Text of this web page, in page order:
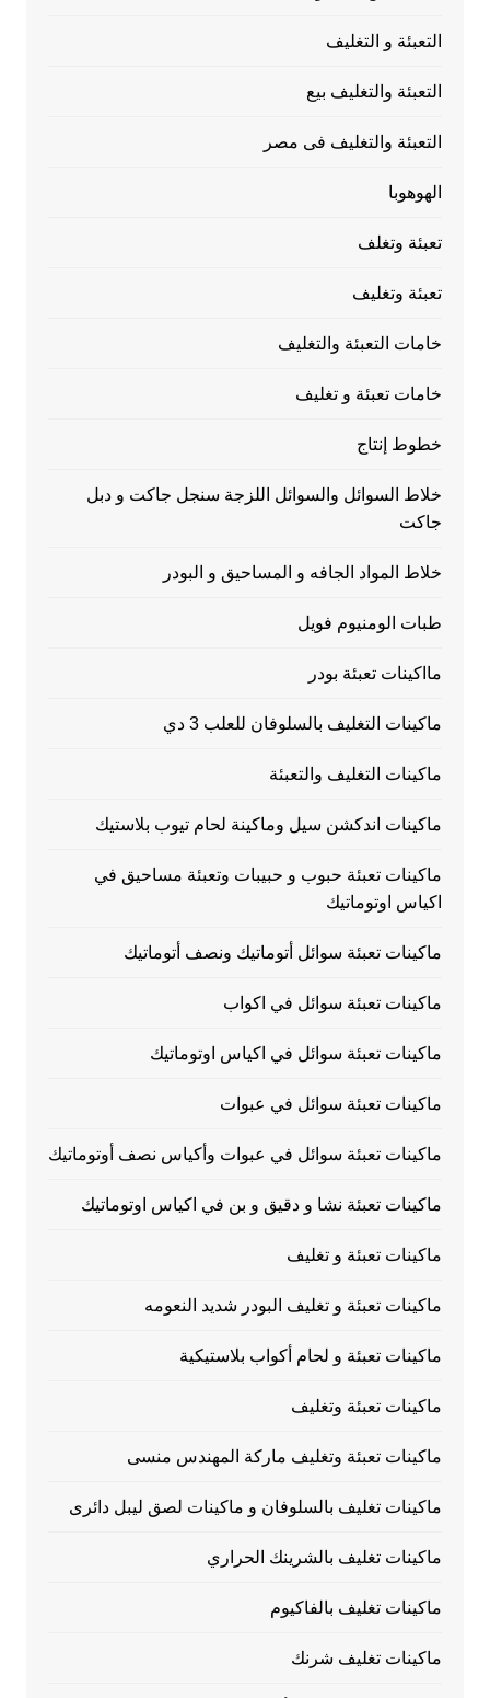
التعبئة و التغليف
التعبئة والتغليف بيع
التعبئة والتغليف فى مصر
الهوهوبا
تعبئة وتغلف
تعبئة وتغليف
خامات التعبئة والتغليف
خامات تعبئة و تغليف
خطوط إنتاج
خلاط السوائل والسوائل اللزجة سنجل جاكت و دبل
جاكت
خلاط المواد الجافه و المساحيق و البودر
طبات الومنيوم فويل
مااكينات تعبئة بودر
ماكينات التغليف بالسلوفان للعلب 3 دي
ماكينات التغليف والتعبئة
ماكينات اندكشن سيل وماكينة لحام تيوب بلاستيك
ماكينات تعبئة حبوب و حبيبات وتعبئة مساحيق في
اكياس اوتوماتيك
ماكينات تعبئة سوائل أتوماتيك ونصف أتوماتيك
ماكينات تعبئة سوائل في اكواب
ماكينات تعبئة سوائل في اكياس اوتوماتيك
ماكينات تعبئة سوائل في عبوات
ماكينات تعبئة سوائل في عبوات وأكياس نصف أوتوماتيك
ماكينات تعبئة نشا و دقيق و بن في اكياس اوتوماتيك
ماكينات تعبئة و تغليف
ماكينات تعبئة و تغليف البودر شديد النعومه
ماكينات تعبئة و لحام أكواب بلاستيكية
ماكينات تعبئة وتغليف
ماكينات تعبئة وتغليف ماركة المهندس منسى
ماكينات تغليف بالسلوفان و ماكينات لصق ليبل دائرى
ماكينات تغليف بالشرينك الحراري
ماكينات تغليف بالفاكيوم
ماكينات تغليف شرنك